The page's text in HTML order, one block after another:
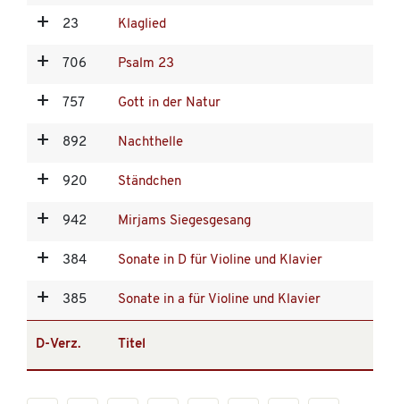
23 Klaglied
706 Psalm 23
757 Gott in der Natur
892 Nachthelle
920 Ständchen
942 Mirjams Siegesgesang
384 Sonate in D für Violine und Klavier
385 Sonate in a für Violine und Klavier
D-Verz. Titel